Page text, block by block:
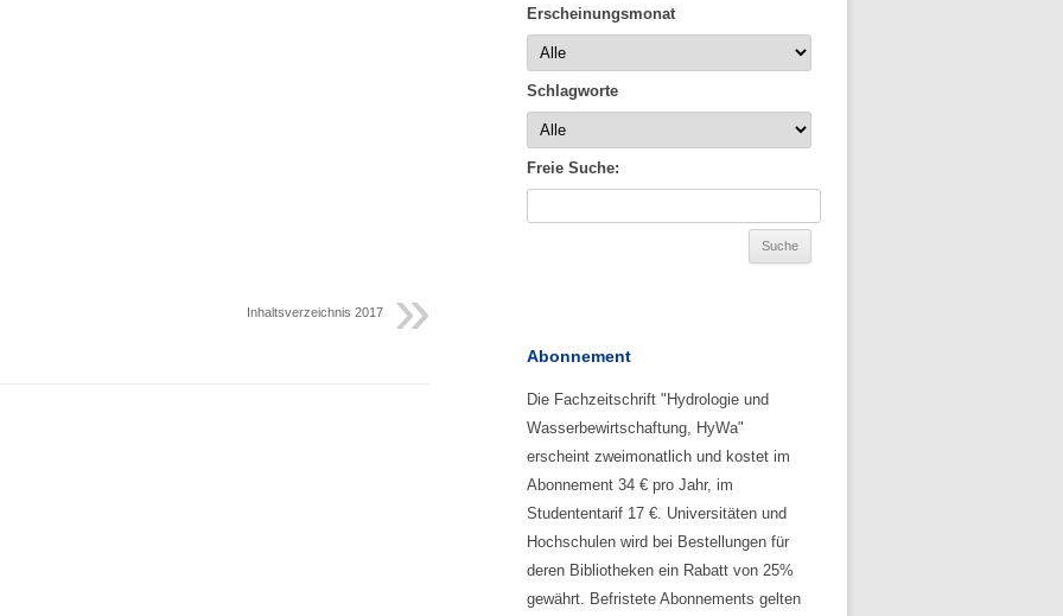
Inhaltsverzeichnis 2017
Erscheinungsmonat
Schlagworte
Freie Suche:
Abonnement
Die Fachzeitschrift "Hydrologie und
Wasserbewirtschaftung, HyWa"
erscheint zweimonatlich und kostet im
Abonnement 34 € pro Jahr, im
Studententarif 17 €. Universitäten und
Hochschulen wird bei Bestellungen für
deren Bibliotheken ein Rabatt von 25%
gewährt. Befristete Abonnements gelten